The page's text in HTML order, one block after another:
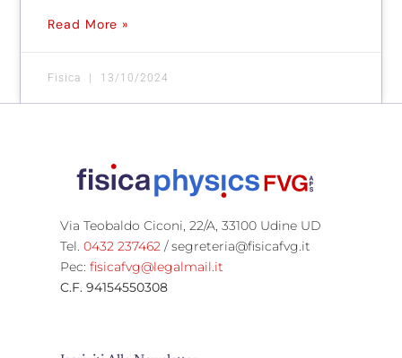
Read More »
Fisica 13/10/2024
Via Teobaldo Ciconi, 22/A, 33100 Udine UD
Tel.0432 237462 / segreteria@fisicafvg.it
Pec:fisicafvg@legalmail.it
C.F. 94154550308